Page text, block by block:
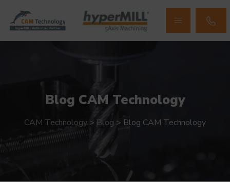
Blog CAM Technology
CAM Technology> Blog > Blog CAM Technology